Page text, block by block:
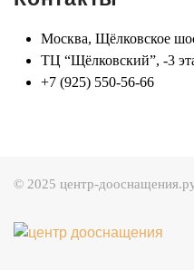
Москва, Щёлковское
ТЦ “Щёлковский”, -3
+7 (925) 550-56-66
© 2025 центр-